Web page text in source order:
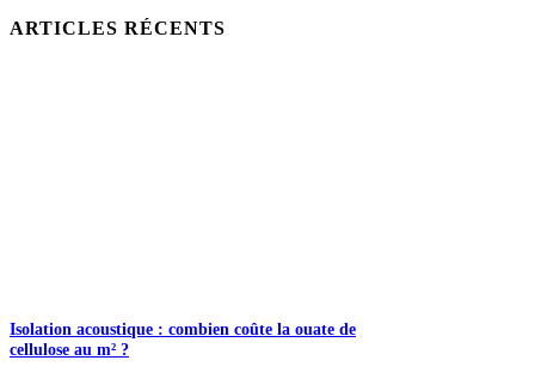
ARTICLES RÉCENTS
Isolation acoustique : combien coûte la ouate de
cellulose au m² ?